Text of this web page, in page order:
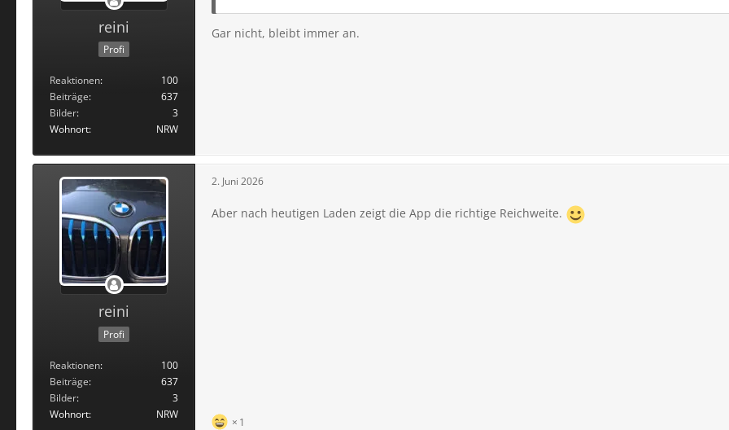
reini
Profi
Reaktionen
100
Beiträge
637
Bilder
3
Wohnort
NRW
Gar nicht, bleibt immer an.
reini
Profi
Reaktionen
100
Beiträge
637
Bilder
3
Wohnort
NRW
2. Juni 2026
Aber nach heutigen Laden zeigt die App die richtige Reichweite.
1